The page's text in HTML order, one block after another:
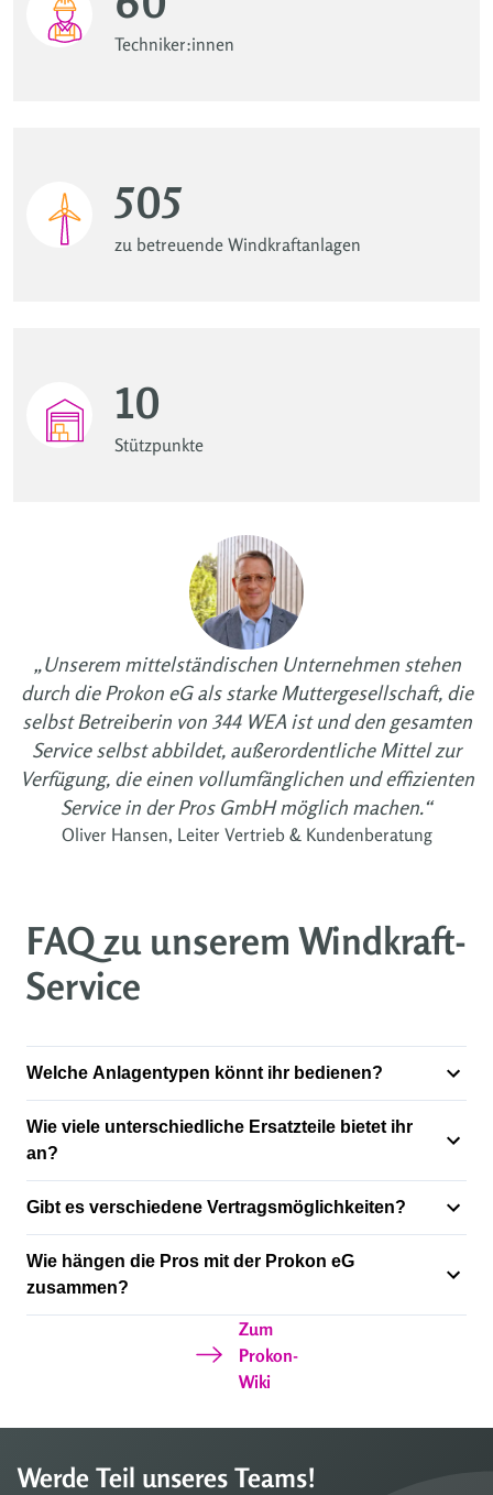
Techniker:innen
505
zu betreuende Windkraftanlagen
10
Stützpunkte
„Unserem mittelständischen Unternehmen stehen
durch die Prokon eG als starke Muttergesellschaft, die
selbst Betreiberin von 344 WEA ist und den gesamten
Service selbst abbildet, außerordentliche Mittel zur
Verfügung, die einen vollumfänglichen und effizienten
Service in der Pros GmbH möglich machen.“
Oliver Hansen, Leiter Vertrieb & Kundenberatung
FAQ zu unserem Windkraft-
Service
Welche Anlagentypen könnt ihr bedienen?
Wie viele unterschiedliche Ersatzteile bietet ihr
an?
Gibt es verschiedene Vertragsmöglichkeiten?
Wie hängen die Pros mit der Prokon eG
zusammen?
Zum
Prokon-
Wiki
Werde Teil unseres Teams!